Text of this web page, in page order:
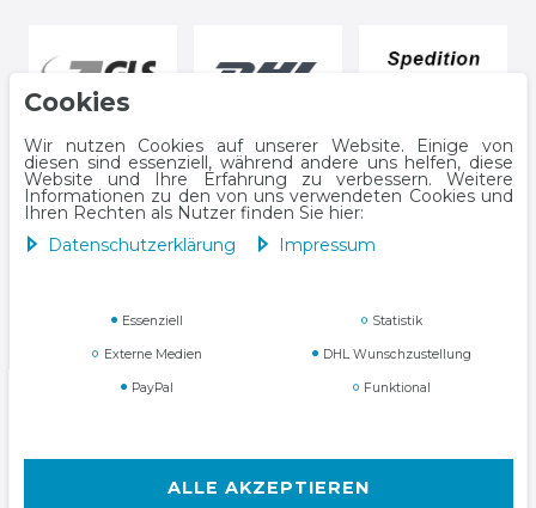
Cookies
Wir nutzen Cookies auf unserer Website. Einige von
diesen sind essenziell, während andere uns helfen, diese
Website und Ihre Erfahrung zu verbessern. Weitere
Informationen zu den von uns verwendeten Cookies und
Ihren Rechten als Nutzer finden Sie hier:
Daten­schutz­erklärung
Impressum
Essenziell Statistik
Externe Medien DHL Wunschzustellung
PayPal Funktional
ALLE AKZEPTIEREN